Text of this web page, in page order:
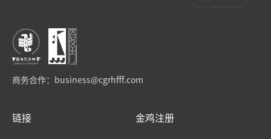
商务合作： business@cgrhfff.com
链接 金鸡注册